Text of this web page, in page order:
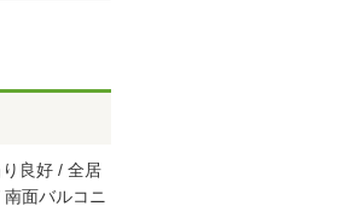
良好 / 全居
面バルコニ